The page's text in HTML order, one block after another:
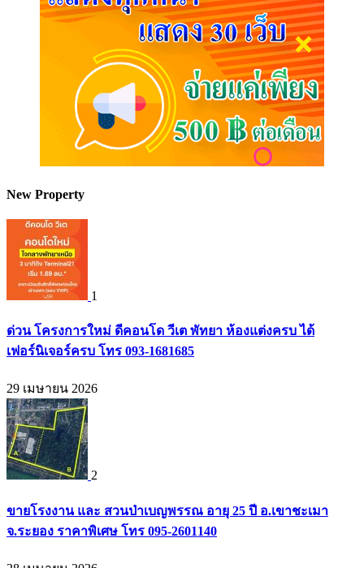
New Property
1
ด่วน โครงการใหม่ ดีคอนโด วีเต พัทยา ห้องแต่งครบ ได้
เฟอร์นิเจอร์ครบ โทร 093-1681685
29 เมษายน 2026
2
ขายโรงงาน และ สวนป่าเบญพรรณ อายุ 25 ปี อ.เขาชะเมา
จ.ระยอง ราคาพิเศษ โทร 095-2601140